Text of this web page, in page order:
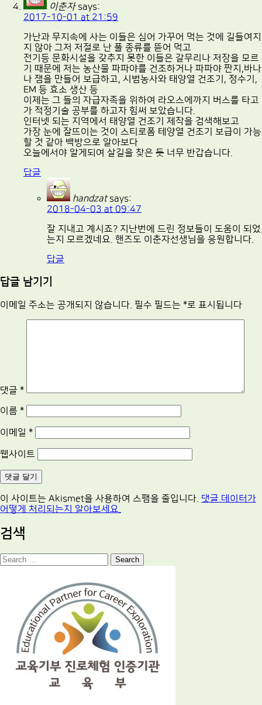
이춘자 says:
2017-10-01 at 21:59
가난과 무지속에 사는 이들은 심어 가꾸어 먹는 것에 길들여지
지 않아 그저 저절로 난 풀 종류를 뜯어 먹고
전기등 문화시설을 갖추지 못한 이들은 갈무리나 저장을 모르
기 때문에 저는 농산물 파파야를 건조하거나 파파야 짠지,바나
나 잼을 만들어 보급하고, 시범농사와 태양열 건조기, 정수기,
EM 등 효소 생산 등
이제는 그 들의 자급자족을 위하여 라오스에까지 버스를 타고
가 적정기술 공부를 하고자 힘써 보았습니다.
인터넷 되는 지역에서 태양열 건조기 제작을 검색해보고
가장 눈에 잘뜨이는 것이 스티로폼 테양열 건조기 보급이 가능
할 것 같아 백방으로 알아보다
오늘에서야 알게되여 살길을 찾은 듯 너무 반갑습니다.
답글
handzat says:
2018-04-03 at 09:47
잘 지내고 계시죠? 지난번에 드린 정보들이 도움이 되었
는지 모르겠네요. 핸즈도 이춘자선생님을 응원합니다.
답글
답글 남기기
이메일 주소는 공개되지 않습니다. 필수 필드는 *로 표시됩니다
댓글 *
이름 *
이메일 *
웹사이트
이 사이트는 Akismet을 사용하여 스팸을 줄입니다. 댓글 데이터가
어떻게 처리되는지 알아보세요.
검색
Search